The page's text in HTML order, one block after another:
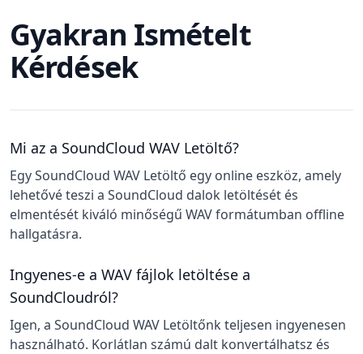
Gyakran Ismételt
Kérdések
Mi az a SoundCloud WAV Letöltő?
Egy SoundCloud WAV Letöltő egy online eszköz, amely
lehetővé teszi a SoundCloud dalok letöltését és
elmentését kiváló minőségű WAV formátumban offline
hallgatásra.
Ingyenes-e a WAV fájlok letöltése a
SoundCloudról?
Igen, a SoundCloud WAV Letöltőnk teljesen ingyenesen
használható. Korlátlan számú dalt konvertálhatsz és